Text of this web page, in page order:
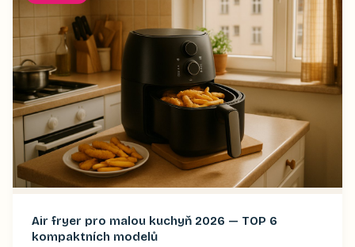
Air fryer pro malou kuchyň 2026 — TOP 6
kompaktních modelů